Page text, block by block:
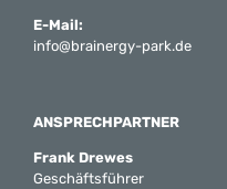
E-Mail:
info@brainergy-park.de
ANSPRECHPARTNER
Frank Drewes
Geschäftsführer